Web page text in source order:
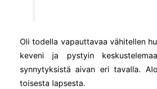
Oli todella vapauttavaa vähitellen
keveni ja pystyin
synnytyksistä aivan eri tavalla.
toisesta lapsesta.